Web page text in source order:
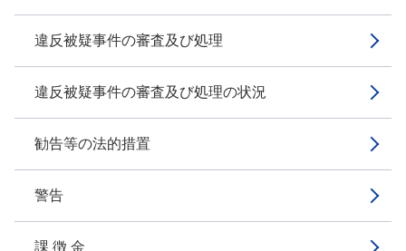
違反被疑事件の審査及び処理
違反被疑事件の審査及び処理の状況
勧告等の法的措置
警告
課 徴 金